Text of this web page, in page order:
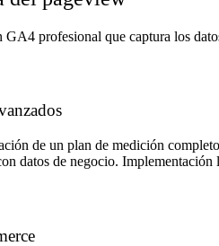
profesional que captura los
de un plan de medición
datos de negocio.